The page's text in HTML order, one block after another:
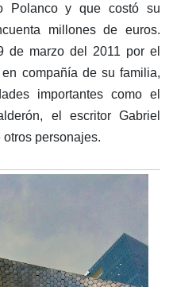
Polanco y que costó su
millones de euros.
de marzo del 2011 por el
compañía de su familia,
importantes como el
el escritor Gabriel
personajes.